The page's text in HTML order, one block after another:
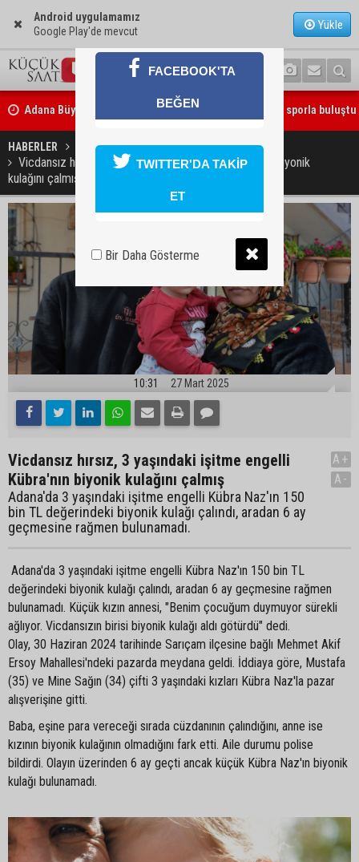
Android uygulamamız
Google Play'de mevcut
Yükle
Adana Büyükşehir Yaz Spor Okulları’nda 30 bin çocuk sporla buluştu
Beşiktaş dosyasında iki tahliye: Özcan Zenger ve Utku Caner
bırakıldı
HABERLER YAŞAM
Vicdansız hırsız, 3 yaşındaki işitme engelli Kübra'nın biyonik
kulağını çalmış
10:31 27 Mart 2025
Vicdansız hırsız, 3 yaşındaki işitme engelli
Kübra'nın biyonik kulağını çalmış
Adana'da 3 yaşındaki işitme engelli Kübra Naz'ın 150
bin TL değerindeki biyonik kulağı çalındı, aradan 6 ay
geçmesine rağmen bulunamadı.
A+
A-
Adana'da 3 yaşındaki işitme engelli Kübra Naz'ın 150 bin TL
değerindeki biyonik kulağı çalındı, aradan 6 ay geçmesine rağmen
bulunamadı. Küçük kızın annesi, "Benim çocuğum duymuyor sürekli
ağlıyor. Vicdansızın birisi biyonik kulağı aldı götürdü" dedi.
Olay, 30 Haziran 2024 tarihinde Sarıçam ilçesine bağlı Mehmet Akif
Ersoy Mahallesi'ndeki pazarda meydana geldi. İddiaya göre, Mustafa
(35) ve Mine Sağın (34) çifti 3 yaşındaki kızları Kübra Naz'la pazar
alışverişine gitti.
Baba, eşine para vereceği sırada cüzdanının çalındığını, anne ise
kızının biyonik kulağının olmadığını fark etti. Aile durumu polise
bildirdi. Olayın üzerinden 6 ay geçti ancak küçük Kübra Naz'ın biyonik
kulağı bulunamadı.
FACEBOOK'TA
BEĞEN
TWITTER'DA TAKİP
ET
Bir Daha Gösterme